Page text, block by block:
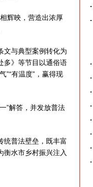
辉映，营造出浓厚
与典型案例转化为
多》等节目以通俗语
”“有温度”，赢得现
”解答，并发放普法
普法壁垒，既丰富
衡水市乡村振兴注入